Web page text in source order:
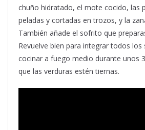
chuño hidratado, el mote cocido, las
peladas y cortadas en trozos, y la
También añade el sofrito que
Revuelve bien para integrar todos los
cocinar a fuego medio durante unos
que las verduras estén tiernas.